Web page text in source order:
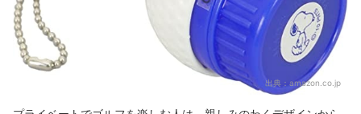
出典： amazon.co.jp